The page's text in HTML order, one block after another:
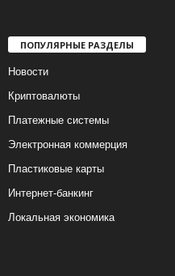
ПОПУЛЯРНЫЕ РАЗДЕЛЫ
Новости
Криптовалюты
Платежные системы
Электронная коммерция
Пластиковые карты
Интернет-банкинг
Локальная экономика